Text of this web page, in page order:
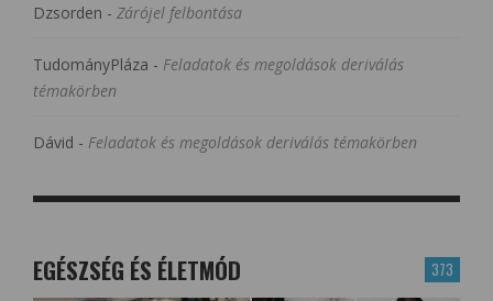
Dzsorden - Zárójel felbontása
TudományPláza - Feladatok és megoldások deriválás
témakörben
Dávid - Feladatok és megoldások deriválás témakörben
373
EGÉSZSÉG ÉS ÉLETMÓD